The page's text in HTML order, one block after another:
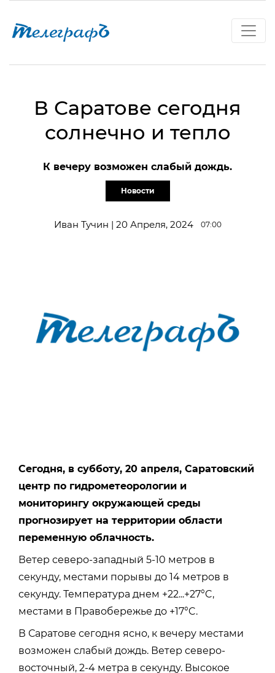
В Саратове сегодня
солнечно и тепло
К вечеру возможен слабый дождь.
Новости
Иван Тучин | 20 Апреля, 2024 07:00
Сегодня, в субботу, 20 апреля, Саратовский
центр по гидрометеорологии и
мониторингу окружающей среды
прогнозирует на территории области
переменную облачность.
Ветер северо-западный 5-10 метров в
секунду, местами порывы до 14 метров в
секунду. Температура днем +22...+27°C,
местами в Правобережье до +17°C.
В Саратове сегодня ясно, к вечеру местами
возможен слабый дождь. Ветер северо-
восточный, 2-4 метра в секунду. Высокое